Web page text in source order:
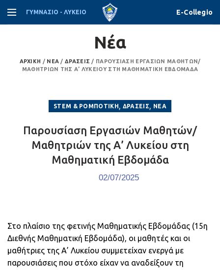
ΓΥΜΝΑΣΙΟ - ΛΥΚΕΙΟ E-Collegio
Νέα
ΑΡΧΙΚΉ / ΝΈΑ /ΔΡΆΣΕΙΣ / ΠΑΡΟΥΣΊΑΣΗ ΕΡΓΑΣΙΏΝ ΜΑΘΗΤΏΝ/
ΜΑΘΗΤΡΙΏΝ ΤΗΣ Α’ ΛΥΚΕΊΟΥ ΣΤΗ ΜΑΘΗΜΑΤΙΚΉ ΕΒΔΟΜΆΔΑ
STEM & ΡΟΜΠΟΤΙΚΉ, ΔΡΆΣΕΙΣ, ΝΈΑ
Παρουσίαση Εργασιών Μαθητών/
Μαθητριών της Α’ Λυκείου στη
Μαθηματική Εβδομάδα
02/07/2025
Στο πλαίσιο της φετινής Μαθηματικής Εβδομάδας (15η
Διεθνής Μαθηματική Εβδομάδα), οι μαθητές και οι
μαθήτριες της Α’ Λυκείου συμμετείχαν ενεργά με
παρουσιάσεις που στόχο είχαν να αναδείξουν τη